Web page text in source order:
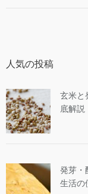
人気の投稿
玄米と
底解説
発芽・
生活の